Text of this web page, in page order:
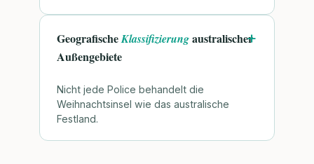
GeografischeKlassifizierungaustralischer
Außengebiete
Nicht jede Police behandelt die
Weihnachtsinsel wie das australische
Festland.